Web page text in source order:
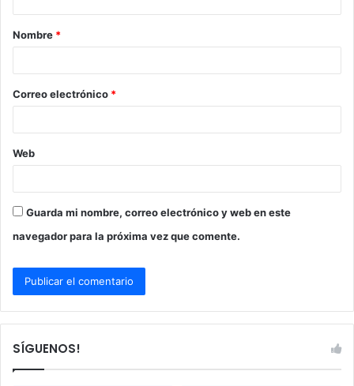
a
r
*
Nombre *
Correo electrónico *
Web
Guarda mi nombre, correo electrónico y web en este
navegador para la próxima vez que comente.
SÍGUENOS!